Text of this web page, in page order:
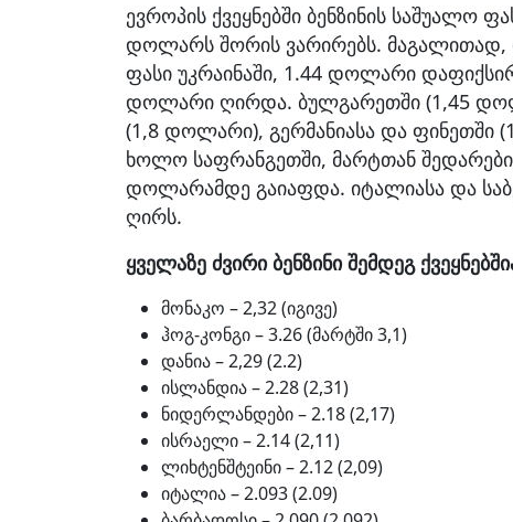
ევროპის ქვეყნებში ბენზინის საშუალო
დოლარს შორის ვარირებს. მაგალითად,
ფასი უკრაინაში, 1.44 დოლარი
დოლარი ღირდა. ბულგარეთში (1,45
(1,8 დოლარი), გერმანიასა და
ხოლო საფრანგეთში, მარტთან
დოლარამდე გაიაფდა. იტალიასა და
ღირს.
ყველაზე ძვირი ბენზინი შემდეგ
მონაკო – 2,32 (იგივე)
ჰოგ-კონგი – 3.26 (მარტში 3,1)
დანია – 2,29 (2.2)
ისლანდია – 2.28 (2,31)
ნიდერლანდები – 2.18 (2,17)
ისრაელი – 2.14 (2,11)
ლიხტენშტეინი – 2.12 (2,09)
იტალია – 2.093 (2.09)